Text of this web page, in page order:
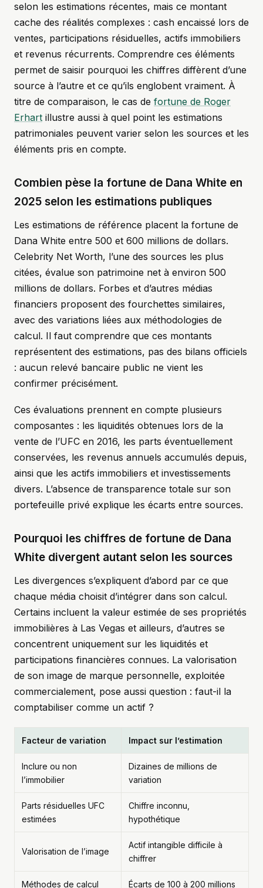
selon les estimations récentes, mais ce montant
cache des réalités complexes : cash encaissé lors de
ventes, participations résiduelles, actifs immobiliers
et revenus récurrents. Comprendre ces éléments
permet de saisir pourquoi les chiffres diffèrent d’une
source à l’autre et ce qu’ils englobent vraiment. À
titre de comparaison, le cas de fortune de Roger
Erhart illustre aussi à quel point les estimations
patrimoniales peuvent varier selon les sources et les
éléments pris en compte.
Combien pèse la fortune de Dana White en
2025 selon les estimations publiques
Les estimations de référence placent la fortune de
Dana White entre 500 et 600 millions de dollars.
Celebrity Net Worth, l’une des sources les plus
citées, évalue son patrimoine net à environ 500
millions de dollars. Forbes et d’autres médias
financiers proposent des fourchettes similaires,
avec des variations liées aux méthodologies de
calcul. Il faut comprendre que ces montants
représentent des estimations, pas des bilans officiels
: aucun relevé bancaire public ne vient les
confirmer précisément.
Ces évaluations prennent en compte plusieurs
composantes : les liquidités obtenues lors de la
vente de l’UFC en 2016, les parts éventuellement
conservées, les revenus annuels accumulés depuis,
ainsi que les actifs immobiliers et investissements
divers. L’absence de transparence totale sur son
portefeuille privé explique les écarts entre sources.
Pourquoi les chiffres de fortune de Dana
White divergent autant selon les sources
Les divergences s’expliquent d’abord par ce que
chaque média choisit d’intégrer dans son calcul.
Certains incluent la valeur estimée de ses propriétés
immobilières à Las Vegas et ailleurs, d’autres se
concentrent uniquement sur les liquidités et
participations financières connues. La valorisation
de son image de marque personnelle, exploitée
commercialement, pose aussi question : faut-il la
comptabiliser comme un actif ?
Facteur de variation Impact sur l’estimation
Inclure ou non
l’immobilier
Dizaines de millions de
variation
Parts résiduelles UFC
estimées
Chiffre inconnu,
hypothétique
Valorisation de l’image
Actif intangible difficile à
chiffrer
Méthodes de calcul Écarts de 100 à 200 millions